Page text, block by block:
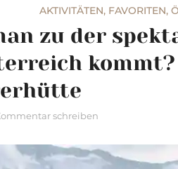
AKTIVITÄTEN, FAVORITEN,
zu der
schreiben